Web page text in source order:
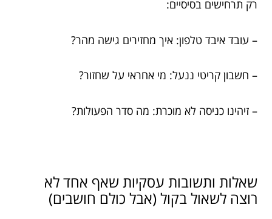
רק תרחישים בסיסיים:
– עובד איבד טלפון: איך מחזירים גישה מהר?
– חשבון קריטי ננעל: מי אחראי על שחזור?
– זיהינו כניסה לא מוכרת: מה סדר הפעולות?
שאלות ותשובות עסקיות שאף אחד לא
רוצה לשאול בקול (אבל כולם חושבים)